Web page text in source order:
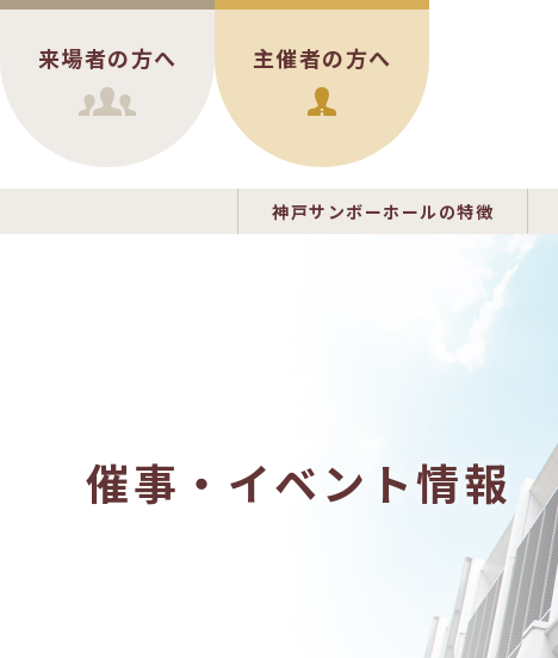
来場者の方へ 主催者の方へ
神戸サンボーホールの特徴
催事・イベント情報